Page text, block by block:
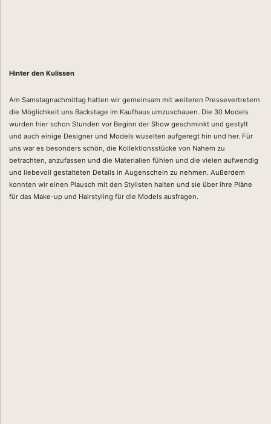
Hinter den Kulissen
Am Samstagnachmittag hatten wir gemeinsam mit weiteren Pressevertretern
die Möglichkeit uns Backstage im Kaufhaus umzuschauen. Die 30 Models
wurden hier schon Stunden vor Beginn der Show geschminkt und gestylt
und auch einige Designer und Models wuselten aufgeregt hin und her. Für
uns war es besonders schön, die Kollektionsstücke von Nahem zu
betrachten, anzufassen und die Materialien fühlen und die vielen aufwendig
und liebevoll gestalteten Details in Augenschein zu nehmen. Außerdem
konnten wir einen Plausch mit den Stylisten halten und sie über ihre Pläne
für das Make-up und Hairstyling für die Models ausfragen.